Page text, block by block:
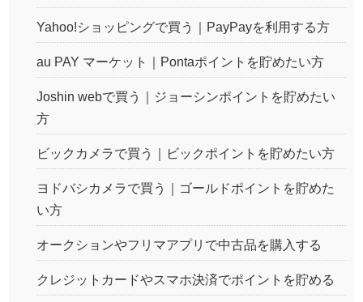
Yahoo!ショッピングで買う｜PayPayを利用する方
au PAY マーケット｜Pontaポイントを貯めたい方
Joshin webで買う｜ジョーシンポイントを貯めたい
方
ビックカメラで買う｜ビックポイントを貯めたい方
ヨドバシカメラで買う｜ゴールドポイントを貯めた
い方
オークションやフリマアプリで中古品を購入する
クレジットカードやスマホ決済でポイントを貯める